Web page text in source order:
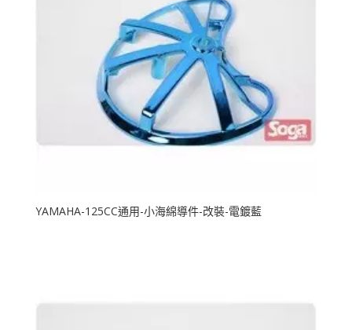
YAMAHA-125CC通用-小海綿導件-改裝-電鍍藍